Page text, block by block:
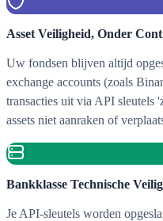
Asset Veiligheid, Onder
Uw fondsen blijven altijd
exchange accounts (zoals
transacties uit via API sleutels
assets niet aanraken of
Bankklasse Technische
Je API-sleutels worden